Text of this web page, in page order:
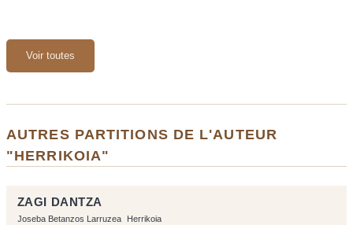
Voir toutes
AUTRES PARTITIONS DE L'AUTEUR
"HERRIKOIA"
ZAGI DANTZA
Joseba Betanzos Larruzea Herrikoia